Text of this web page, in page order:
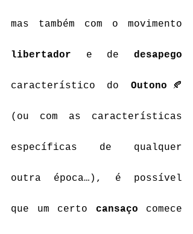
libertador e de desapego
característico do Outono 🍂
(ou com as características
específicas de qualquer
outra época…), é possível
que um certo cansaço comece